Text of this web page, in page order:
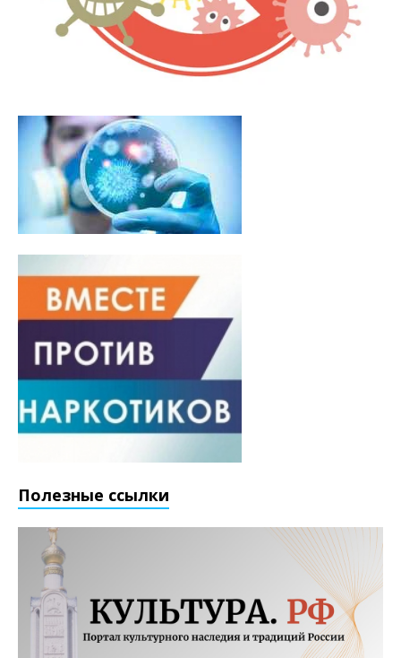
Полезные ссылки